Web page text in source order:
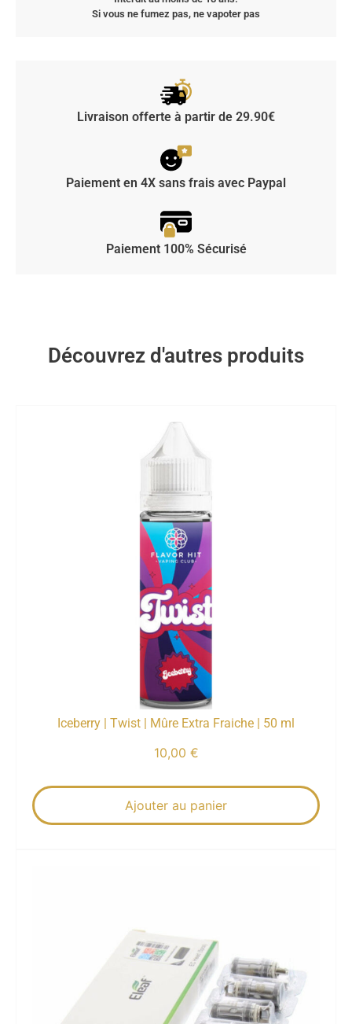
Si vous ne fumez pas, ne vapoter pas
Livraison offerte à partir de 29.90€
Paiement en 4X sans frais avec Paypal
Paiement 100% Sécurisé
Découvrez d'autres produits
Iceberry | Twist | Mûre Extra Fraiche | 50 ml
10,00 €
Ajouter au panier